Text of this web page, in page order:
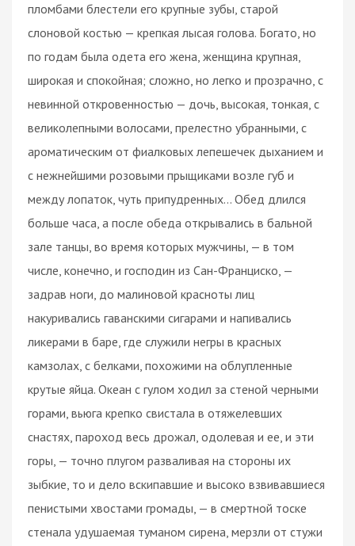
пломбами блестели его крупные зубы, старой
слоновой костью — крепкая лысая голова. Богато, но
по годам была одета его жена, женщина крупная,
широкая и спокойная; сложно, но легко и прозрачно, с
невинной откровенностью — дочь, высокая, тонкая, с
великолепными волосами, прелестно убранными, с
ароматическим от фиалковых лепешечек дыханием и
с нежнейшими розовыми прыщиками возле губ и
между лопаток, чуть припудренных... Обед длился
больше часа, а после обеда открывались в бальной
зале танцы, во время которых мужчины, — в том
числе, конечно, и господин из Сан-Франциско, —
задрав ноги, до малиновой красноты лиц
накуривались гаванскими сигарами и напивались
ликерами в баре, где служили негры в красных
камзолах, с белками, похожими на облупленные
крутые яйца. Океан с гулом ходил за стеной черными
горами, вьюга крепко свистала в отяжелевших
снастях, пароход весь дрожал, одолевая и ее, и эти
горы, — точно плугом разваливая на стороны их
зыбкие, то и дело вскипавшие и высоко взвивавшиеся
пенистыми хвостами громады, — в смертной тоске
стенала удушаемая туманом сирена, мерзли от стужи